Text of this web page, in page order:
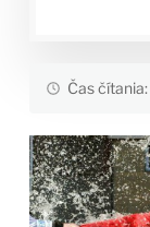
Čas čítania: